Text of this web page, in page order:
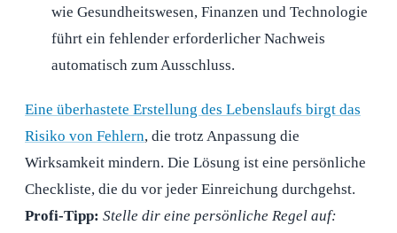
wie Gesundheitswesen, Finanzen und Technologie
führt ein fehlender erforderlicher Nachweis
automatisch zum Ausschluss.
Eine überhastete Erstellung des Lebenslaufs birgt das
Risiko von Fehlern, die trotz Anpassung die
Wirksamkeit mindern. Die Lösung ist eine persönliche
Checkliste, die du vor jeder Einreichung durchgehst.
Profi-Tipp: Stelle dir eine persönliche Regel auf: